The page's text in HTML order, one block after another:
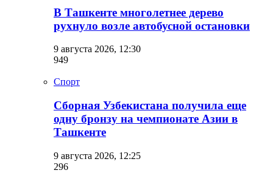
В Ташкенте многолетнее дерево
рухнуло возле автобусной остановки
9 августа 2026, 12:30
949
Спорт
Сборная Узбекистана получила еще
одну бронзу на чемпионате Азии в
Ташкенте
9 августа 2026, 12:25
296